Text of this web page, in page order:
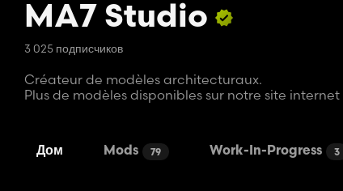
MA7 Studio
3 025 подписчиков
Créateur de modèles architecturaux.
Plus de modèles disponibles sur notre site internet
Дом Mods 79 Work-In-Progress 3